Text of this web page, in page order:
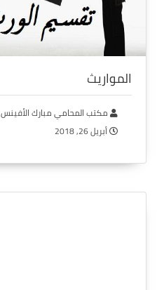
المواريث
مكتب المحامي مبارك الأفينس
أبريل 26, 2018